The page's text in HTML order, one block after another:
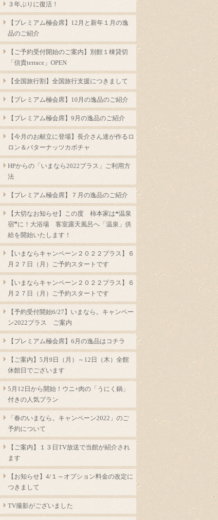
３年ぶりに復活！
【プレミアム極会席】12月と新年１月の逸
品のご紹介
【ご予約受付開始のご案内】別館１棟貸切
「信貴terrace」OPEN
【全国旅行割】全国旅行支援につきまして
【プレミアム極会席】10月の逸品のご紹介
【プレミアム極会席】9月の逸品のご紹介
【今月のお献立に登場】長介さん達が作るロ
ロン＆バターナッツカボチャ
HPからの「いまなら2022プラス」ご利用方
法
【プレミアム極会席】７月の逸品のご紹介
【大切なお知らせ】この度 柿本家は❝温泉
宿❞に！大浴場 客室露天風呂へ「温泉」供
給を開始いたします！
【いまならキャンペーン２０２２プラス】６
月２７日（月）ご予約スタートです
【いまならキャンペーン２０２２プラス】６
月２７日（月）ご予約スタートです
【予約受付開始6/27】いまなら。キャンペー
ン2022プラス ご案内
【プレミアム極会席】6月の逸品はコチラ
【ご案内】5月9日（月）～12日（木）全館
休館日でございます
5月12日から開始！ウニ+肉の「うにく鍋」
付きの人気プラン
「春のいまなら。キャンペーン2022」のご
予約について
【ご案内】１３日TV放送で当館が紹介され
ます
【お知らせ】4/１～オプション料金の改定に
つきまして
TV撮影がございました